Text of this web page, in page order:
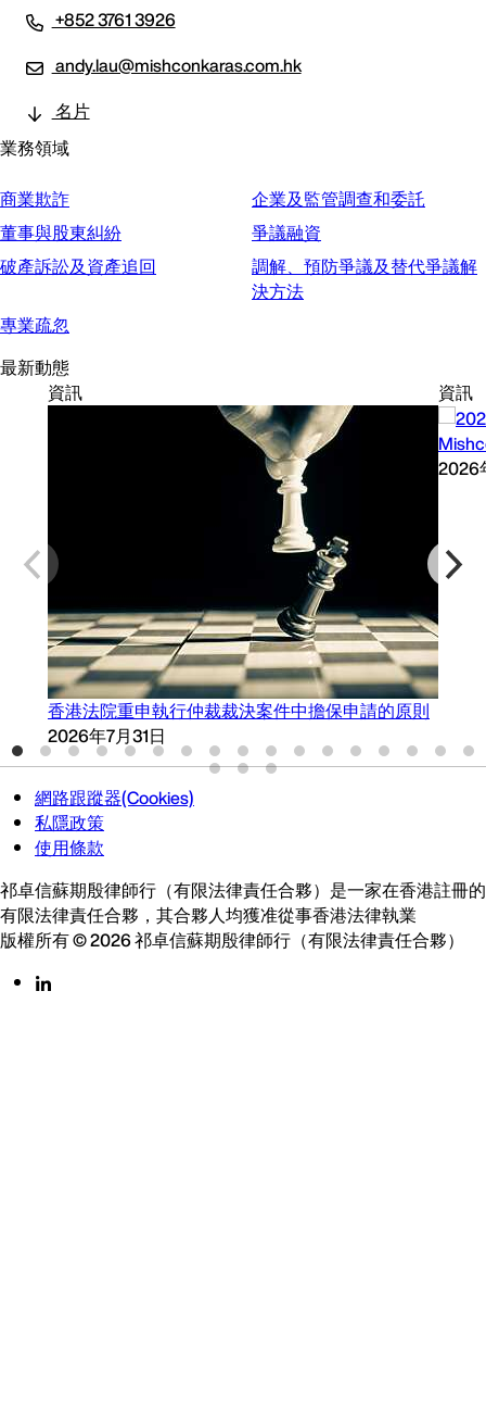
+852 3761 3926
andy.lau@mishconkaras.com.hk
名片
業務領域
商業欺詐
企業及監管調查和委託
董事與股東糾紛
爭議融資
破產訴訟及資產追回
調解、預防爭議及替代爭議解
決方法
專業疏忽
最新動態
資訊
香港法院重申執行仲裁裁決案件中擔保申請的原則
2026年7月31日
資訊
2026
網路跟蹤器(Cookies)
私隱政策
使用條款
祁卓信蘇期殷律師行（有限法律責任合夥）是一家在香港註冊的
有限法律責任合夥，其合夥人均獲准從事香港法律執業
版權所有 © 2026 祁卓信蘇期殷律師行（有限法律責任合夥）